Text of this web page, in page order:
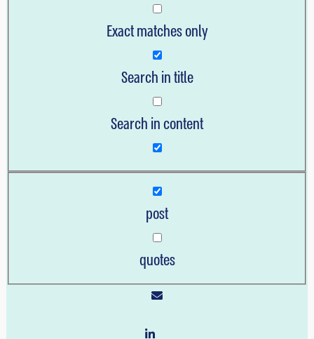
Exact matches only
Search in title
Search in content
post
quotes